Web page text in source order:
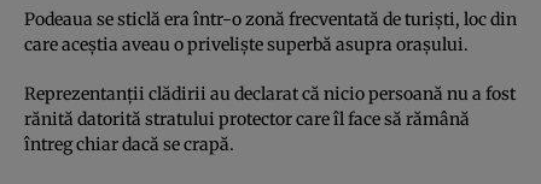
Podeaua se sticlă era într-o zonă frecventată de turişti, loc din
care aceştia aveau o privelişte superbă asupra oraşului.
Reprezentanţii clădirii au declarat că nicio persoană nu a fost
rănită datorită stratului protector care îl face să rămână
întreg chiar dacă se crapă.